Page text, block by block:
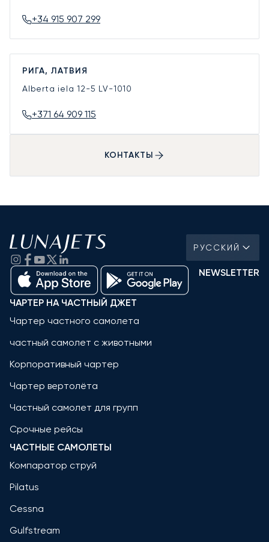
+34 915 907 299
РИГА, ЛАТВИЯ
Alberta iela 12-5 LV-1010
+371 64 909 115
КОНТАКТЫ
РУССКИЙ
NEWSLETTER
ЧАРТЕР НА ЧАСТНЫЙ ДЖЕТ
Чартер частного самолета
частный самолет с животными
Корпоративный чартер
Чартер вертолёта
Частный самолет для групп
Срочные рейсы
ЧАСТНЫЕ САМОЛЕТЫ
Компаратор струй
Pilatus
Cessna
Gulfstream